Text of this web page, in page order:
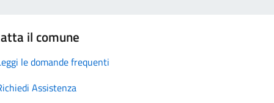
il comune
le domande frequenti
Assistenza